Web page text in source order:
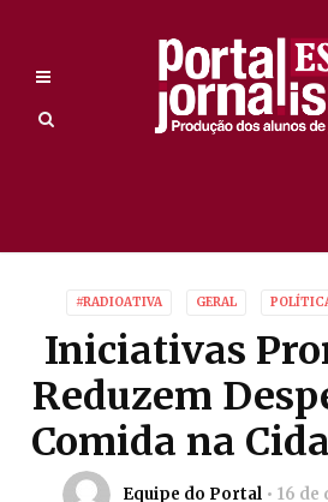
#RADIOATIVA GERAL
Iniciativas
Reduzem
Comida na
Equipe do Portal 16 de